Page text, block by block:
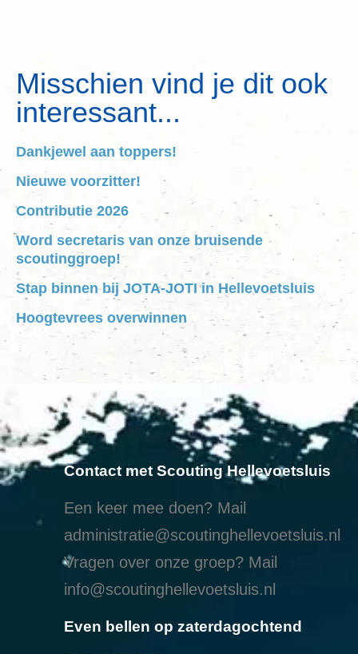
Misschien vind je dit ook
interessant...
Dankjewel aan toppers!
Nieuwe voorzitter!
Contributie 2026
Word secretaris van onze bruisende
scoutinggroep!
Stap binnen bij JOTA-JOTI in Hellevoetsluis
Hoogtevrees overwinnen
Contact met Scouting Hellevoetsluis
Een keer mee doen? Mail
administratie@scoutinghellevoetsluis.nl
Vragen over onze groep? Mail
info@scoutinghellevoetsluis.nl
Even bellen op zaterdagochtend